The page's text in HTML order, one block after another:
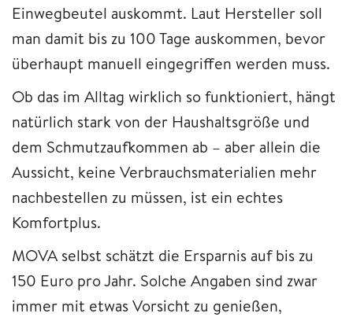
Einwegbeutel auskommt. Laut Hersteller soll
man damit bis zu 100 Tage auskommen, bevor
überhaupt manuell eingegriffen werden muss.
Ob das im Alltag wirklich so funktioniert, hängt
natürlich stark von der Haushaltsgröße und
dem Schmutzaufkommen ab – aber allein die
Aussicht, keine Verbrauchsmaterialien mehr
nachbestellen zu müssen, ist ein echtes
Komfortplus.
MOVA selbst schätzt die Ersparnis auf bis zu
150 Euro pro Jahr. Solche Angaben sind zwar
immer mit etwas Vorsicht zu genießen,